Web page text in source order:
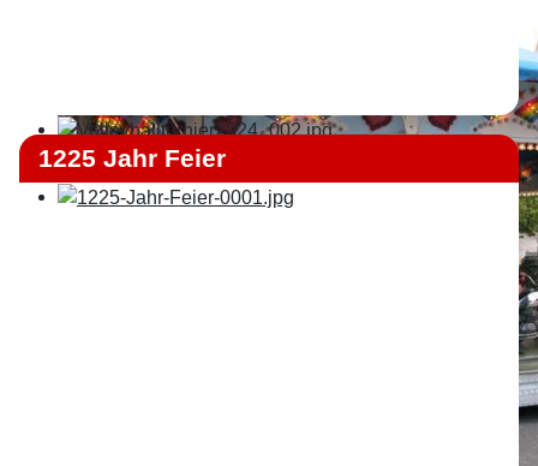
1225 Jahr Feier